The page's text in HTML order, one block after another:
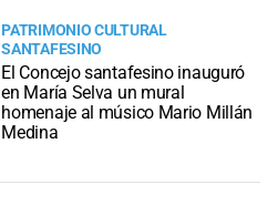
PATRIMONIO CULTURAL
SANTAFESINO
El Concejo santafesino inauguró
en María Selva un mural
homenaje al músico Mario Millán
Medina